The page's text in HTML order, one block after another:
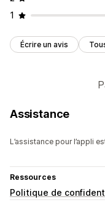
1
Écrire un avis
Assistance
L’assistance pour l’appli
Ressources
Politique de